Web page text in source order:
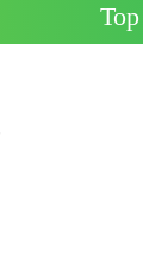
Top